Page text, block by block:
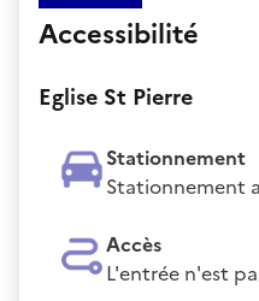
Accessibilité
Eglise St Pierre
Stationnement
Stationnement
Accès
L'entrée n'est